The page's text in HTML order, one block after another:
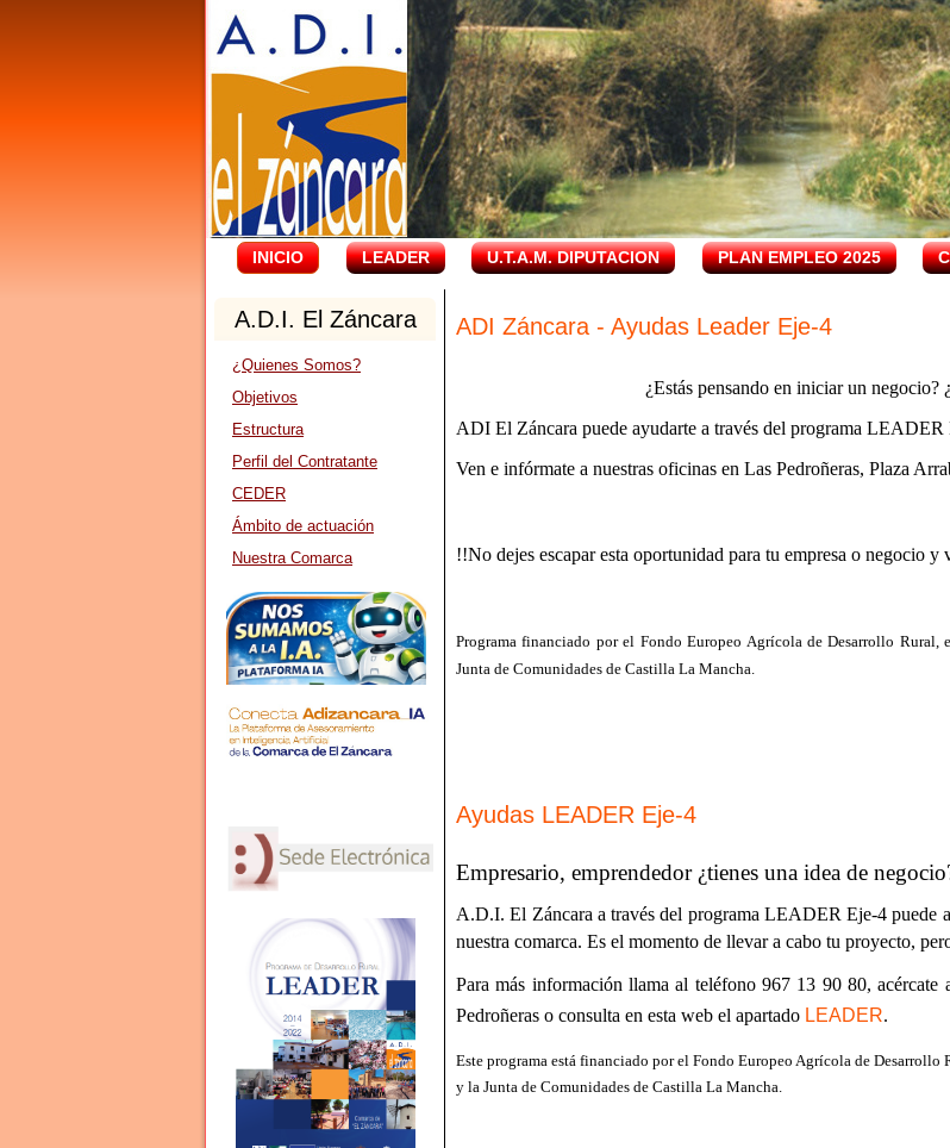
INICIO LEADER U.T.A.M. DIPUTACION PLAN EMPLEO 2025
A.D.I. El Záncara
¿Quienes Somos?
Objetivos
Estructura
Perfil del Contratante
CEDER
Ámbito de actuación
Nuestra Comarca
ADI Záncara - Ayudas Leader Eje-4
¿Estás pensando en iniciar un negocio?
ADI El Záncara puede ayudarte a través del programa LEADER
Ven e infórmate a nuestras oficinas en Las Pedroñeras, Plaza
!!No dejes escapar esta oportunidad para tu empresa o negocio y
Programa financiado por el Fondo Europeo Agrícola de Desarrollo
Junta de Comunidades de Castilla La Mancha.
Ayudas LEADER Eje-4
Empresario, emprendedor ¿tienes una idea de
A.D.I. El Záncara a través del programa LEADER Eje-4 puede
nuestra comarca. Es el momento de llevar a cabo tu proyecto,
Para más información llama al teléfono 967 13 90 80,
Pedroñeras o consulta en esta web el apartado LEADER.
Este programa está financiado por el Fondo Europeo Agrícola de
y la Junta de Comunidades de Castilla La Mancha.